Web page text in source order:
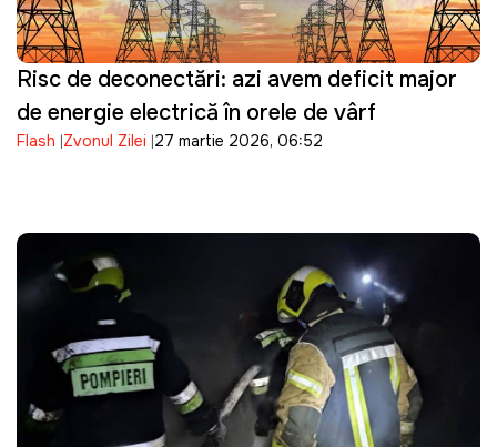
Risc de deconectări: azi avem deficit major
de energie electrică în orele de vârf
Flash Zvonul Zilei 27 martie 2026, 06:52